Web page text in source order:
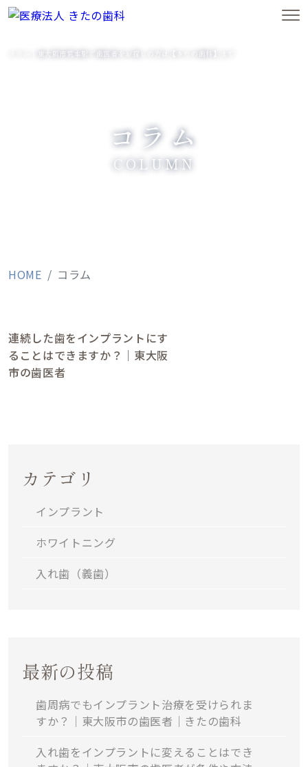
コラム
COLUMN
コラム｜東大阪市荒本駅で歯医者をお探しの方は【きたの歯科】まで
HOME コラム
連続した歯をインプラントにす
ることはできますか？｜東大阪
市の歯医者
カテゴリ
インプラント
ホワイトニング
入れ歯（義歯）
最新の投稿
歯周病でもインプラント治療を受けられま
すか？｜東大阪市の歯医者｜きたの歯科
入れ歯をインプラントに変えることはでき
日
／